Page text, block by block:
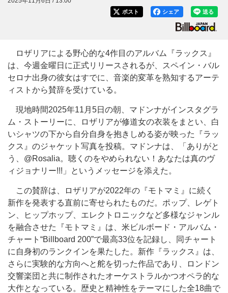
送る
シェア
ポスト
ロザリアによる野心的な4作目のアルバム『ラックス』
は、今週金曜日に正式リリースされるが、スペイン・バル
セロナ出身の彼女はすでに、音楽的変革を熟知するアーテ
ィストから賛辞を受けている。
現地時間2025年11月5日の朝、マドンナがインスタグラ
ム・ストーリーに、ロザリアが修道女の衣装をまとい、白
いシャツの下から自分自身を抱きしめる姿が映った『ラッ
クス』のジャケット写真を投稿。マドンナは、「ありがと
う、@Rosalia。聴くのをやめられない！あなたは真のヴ
ィジョナリー!!!」というメッセージを添えた。
この賛辞は、ロザリアが2022年の『モトマミ』に続く
新作を発表する直前に寄せられたものだ。ポップ、レゲト
ン、ヒップホップ、エレクトロニックなど多様なジャンル
を融合させた『モトマミ』は、米ビルボード・アルバム・
チャート“Billboard 200”で最高33位を記録し、同チャート
に自身初のランクインを果たした。新作『ラックス』は、
さらに実験的な方向へと舵を切った作品であり、ロンドン
交響楽団と共に制作されたオーケストラルかつオペラ的な
大作となっている。歴史と精神性をテーマにした全18曲で